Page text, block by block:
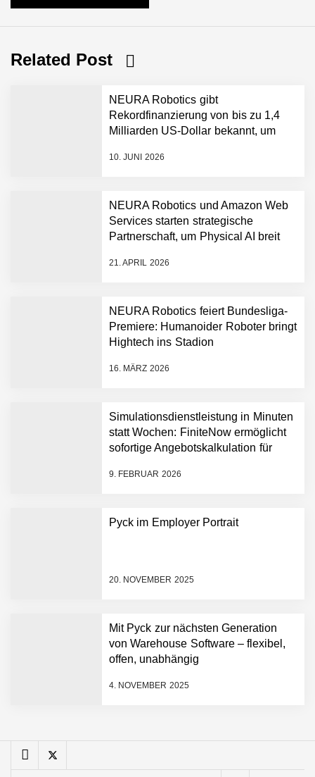
Related Post
NEURA Robotics gibt
Rekordfinanzierung von bis zu 1,4
Milliarden US-Dollar bekannt, um
Physical-AI-Plattform zu
10. JUNI 2026
NEURA Robotics und Amazon Web
Services starten strategische
Partnerschaft, um Physical AI breit
21. APRIL 2026
NEURA Robotics feiert Bundesliga-
Premiere: Humanoider Roboter bringt
Hightech ins Stadion
16. MÄRZ 2026
Simulationsdienstleistung in Minuten
statt Wochen: FiniteNow ermöglicht
sofortige Angebotskalkulation für
9. FEBRUAR 2026
Pyck im Employer Portrait
20. NOVEMBER 2025
Mit Pyck zur nächsten Generation
von Warehouse Software – flexibel,
offen, unabhängig
4. NOVEMBER 2025
NEURA Robotics gibt
Rekordfinanzierung von
Dollar bekannt, um den
Plattform zu beschleunigen
NEURA Robotics und
Amazon Web Services
starten strategische
AI breit auszurollen
Humanoider Roboter bringt
Hightech ins Stadion
Simulationsdienstleistung in
Minuten statt Wochen:
FiniteNow ermöglicht
Entwicklungsprozesse
Maximilian Mack von Pyck